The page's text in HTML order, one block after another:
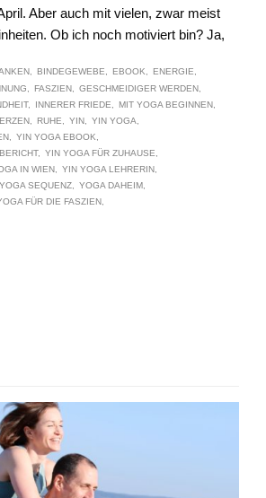
Aber auch mit vielen, zwar meist
Ob ich noch motiviert bin? Ja,
BINDEGEWEBE EBOOK
ENERGIE
FASZIEN
GESCHMEIDIGER WERDEN
INNERER FRIEDE
MIT YOGA BEGINNEN
RUHE YIN
YIN YOGA
YIN YOGA EBOOK
YIN YOGA FÜR ZUHAUSE
IN WIEN
YIN YOGA LEHRERIN
SEQUENZ
YOGA DAHEIM
FÜR DIE FASZIEN